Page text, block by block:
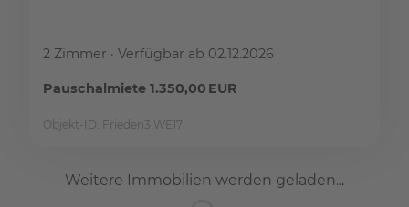
2 Zimmer Verfügbar ab 02.12.2026
Pauschalmiete 1.350,00 EUR
Objekt-ID: Frieden3 WE17